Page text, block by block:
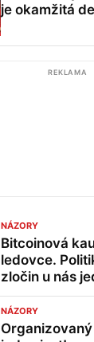
je okamžitá
REKLAMA
NÁZORY
Bitcoinová
ledovce.
zločin u nás
NÁZORY